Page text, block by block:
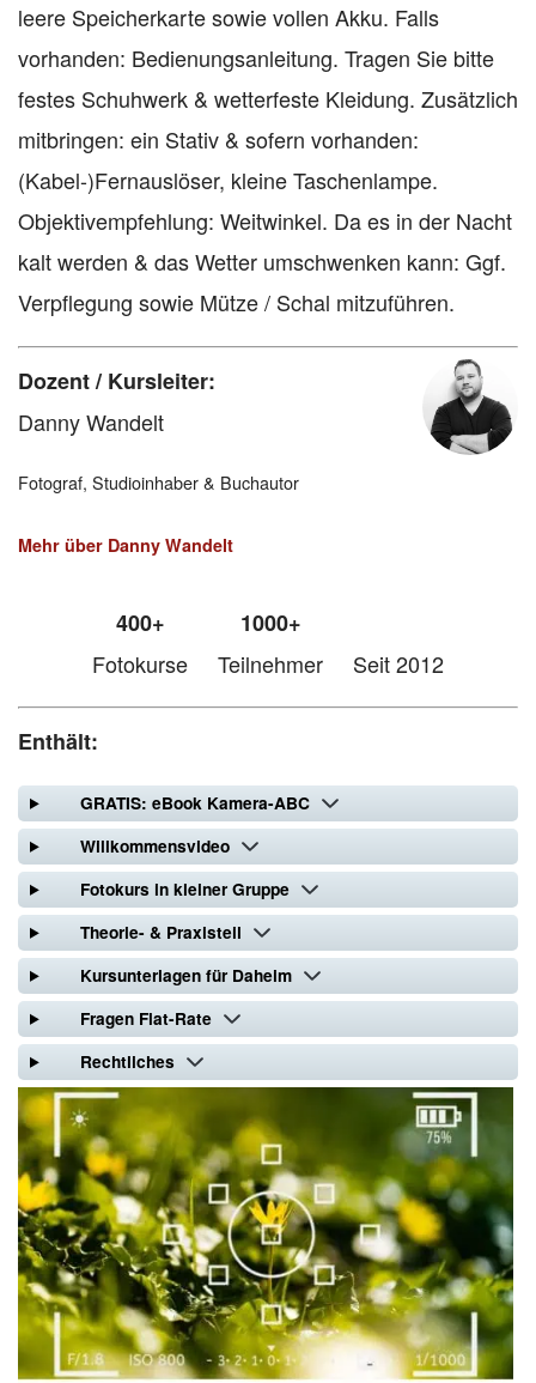
leere Speicherkarte sowie vollen Akku. Falls
vorhanden: Bedienungsanleitung. Tragen Sie bitte
festes Schuhwerk & wetterfeste Kleidung. Zusätzlich
mitbringen: ein Stativ & sofern vorhanden:
(Kabel-)Fernauslöser, kleine Taschenlampe.
Objektivempfehlung: Weitwinkel. Da es in der Nacht
kalt werden & das Wetter umschwenken kann: Ggf.
Verpflegung sowie Mütze / Schal mitzuführen.
Dozent / Kursleiter:
Danny Wandelt
Fotograf, Studioinhaber & Buchautor
Mehr über Danny Wandelt
400+
Fotokurse
1000+
Teilnehmer
Seit 2012
Enthält:
GRATIS: eBook Kamera-ABC
Willkommensvideo
Fotokurs in kleiner Gruppe
Theorie- & Praxisteil
Kursunterlagen für Daheim
Fragen Flat-Rate
Rechtliches